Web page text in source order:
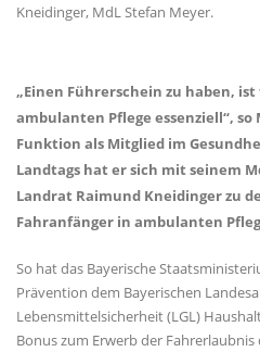
Kneidinger, MdL Stefan Meyer.
Einen Führerschein zu haben,
ambulanten Pflege essenziell“, so
Funktion als Mitglied im
Landtags hat er sich mit seinem
Landrat Raimund Kneidinger zu
Fahranfänger in ambulanten
So hat das Bayerische
Prävention dem Bayerischen
Lebensmittelsicherheit (LGL)
Bonus zum Erwerb der